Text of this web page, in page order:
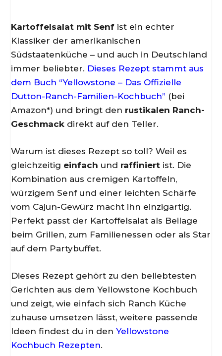
Kartoffelsalat mit Senf ist ein echter
Klassiker der amerikanischen
Südstaatenküche – und auch in Deutschland
immer beliebter. Dieses Rezept stammt aus
dem Buch “Yellowstone – Das Offizielle
Dutton-Ranch-Familien-Kochbuch” (bei
Amazon*) und bringt den rustikalen Ranch-
Geschmack direkt auf den Teller.
Warum ist dieses Rezept so toll? Weil es
gleichzeitig einfach und raffiniert ist. Die
Kombination aus cremigen Kartoffeln,
würzigem Senf und einer leichten Schärfe
vom Cajun-Gewürz macht ihn einzigartig.
Perfekt passt der Kartoffelsalat als Beilage
beim Grillen, zum Familienessen oder als Star
auf dem Partybuffet.
Dieses Rezept gehört zu den beliebtesten
Gerichten aus dem Yellowstone Kochbuch
und zeigt, wie einfach sich Ranch Küche
zuhause umsetzen lässt, weitere passende
Ideen findest du in denYellowstone
Kochbuch Rezepten.